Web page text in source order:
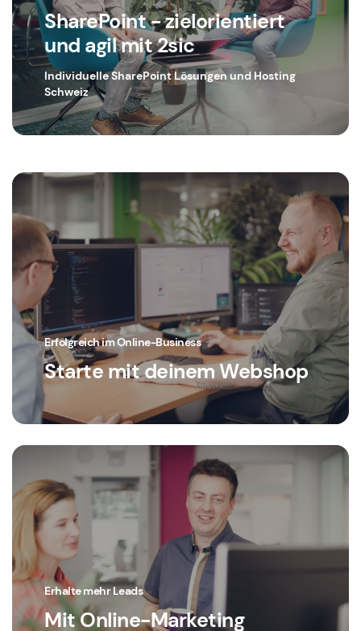
SharePoint - zielorientiert
und agil mit 2sic
Individuelle SharePoint Lösungen und Hosting
Schweiz
Erfolgreich im Online-Business
Starte mit deinem Webshop
Erhalte mehr Leads
Mit Online-Marketing